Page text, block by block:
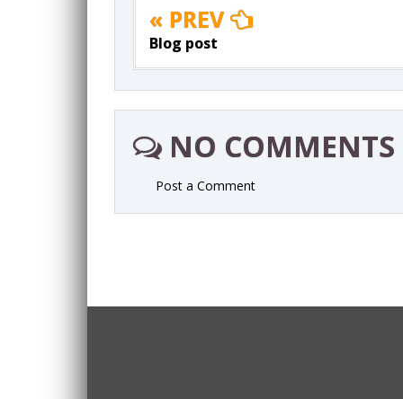
« PREV
Blog post
NO COMMENTS
Post a Comment